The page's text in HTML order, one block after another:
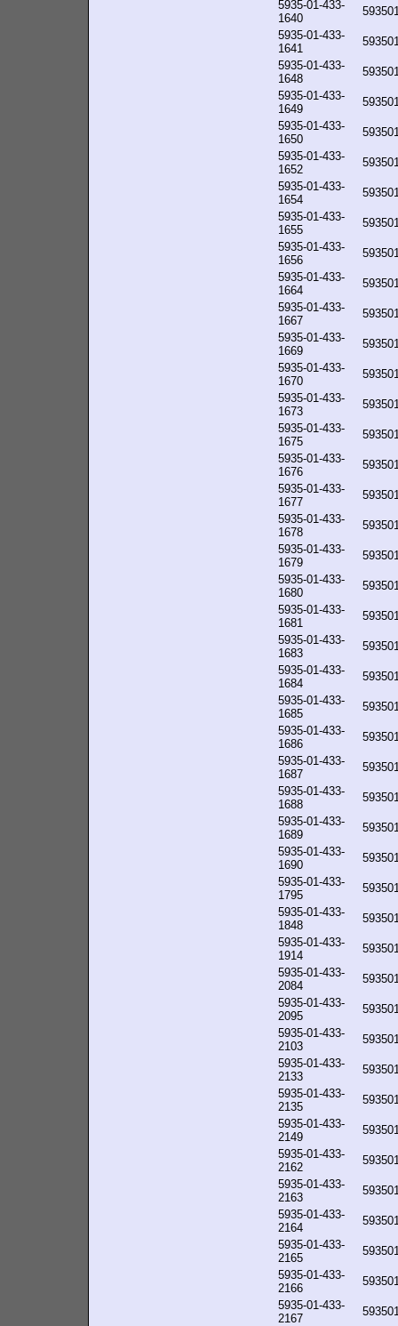
5935-01-433-
1640
5935-01-433-
1641
5935-01-433-
1648
5935-01-433-
1649
5935-01-433-
1650
5935-01-433-
1652
5935-01-433-
1654
5935-01-433-
1655
5935-01-433-
1656
5935-01-433-
1664
5935-01-433-
1667
5935-01-433-
1669
5935-01-433-
1670
5935-01-433-
1673
5935-01-433-
1675
5935-01-433-
1676
5935-01-433-
1677
5935-01-433-
1678
5935-01-433-
1679
5935-01-433-
1680
5935-01-433-
1681
5935-01-433-
1683
5935-01-433-
1684
5935-01-433-
1685
5935-01-433-
1686
5935-01-433-
1687
5935-01-433-
1688
5935-01-433-
1689
5935-01-433-
1690
5935-01-433-
1795
5935-01-433-
1848
5935-01-433-
1914
5935-01-433-
2084
5935-01-433-
2095
5935-01-433-
2103
5935-01-433-
2133
5935-01-433-
2135
5935-01-433-
2149
5935-01-433-
2162
5935-01-433-
2163
5935-01-433-
2164
5935-01-433-
2165
5935-01-433-
2166
5935-01-433-
2167